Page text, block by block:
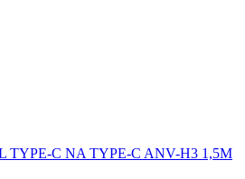
C NA TYPE-C ANV-H3 1,5M